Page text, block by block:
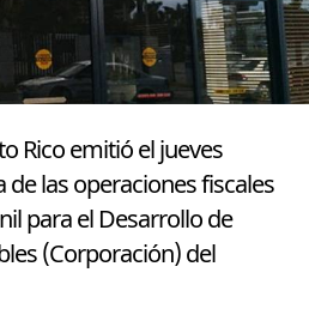
Rico emitió el jueves
las operaciones fiscales
para el Desarrollo de
(Corporación) del